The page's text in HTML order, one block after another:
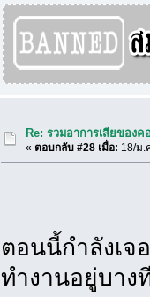
Re: รวมอาการเสียของ
«ตอบกลับ #28 เมื่อ: 18/ม.
ตอนนี้กำลังเ
ทำงานอยู่บาง